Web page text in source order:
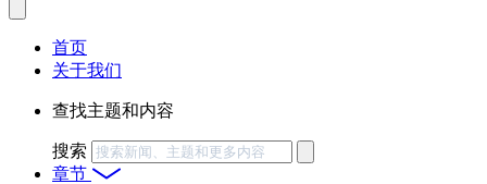
首页
关于我们
查找主题和内容
搜索
章节